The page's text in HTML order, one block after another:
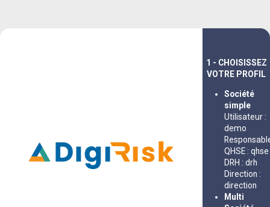
1 - CHOISISSEZ
VOTRE PROFIL
Société
simple
Utilisateur :
demo
QHSE : qhse
DRH : drh
Direction :
direction
Multi